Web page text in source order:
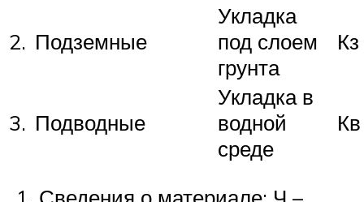
2. Подземные
Укладка
под слоем
грунта
Кз
3. Подводные
Укладка в
водной
среде
Кв